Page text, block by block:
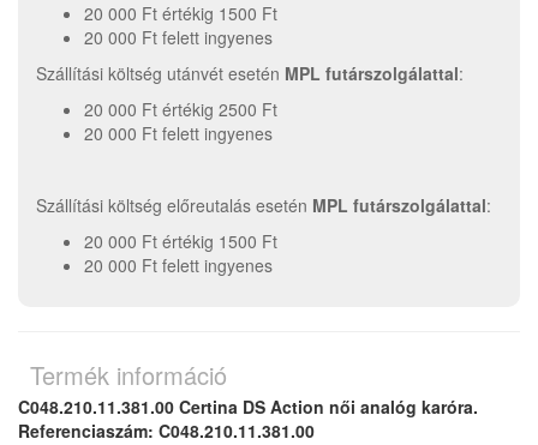
20 000 Ft értékig 1500 Ft
20 000 Ft felett ingyenes
Szállítási költség utánvét esetén MPL futárszolgálattal:
20 000 Ft értékig 2500 Ft
20 000 Ft felett ingyenes
Szállítási költség előreutalás esetén MPL futárszolgálattal:
20 000 Ft értékig 1500 Ft
20 000 Ft felett ingyenes
Termék információ
C048.210.11.381.00 Certina DS Action női analóg karóra.
Referenciaszám: C048.210.11.381.00